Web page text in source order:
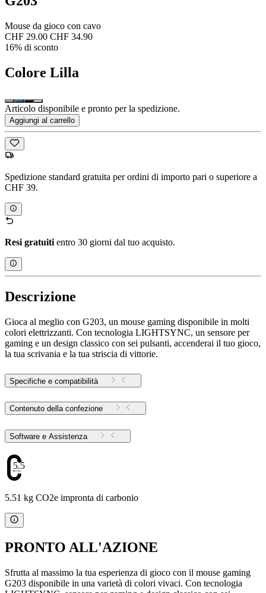
Mouse da gioco con cavo
CHF 29.00 CHF 34.90
16% di sconto
Colore Lilla
Articolo disponibile e pronto per la spedizione.
Aggiungi al carrello
Spedizione standard gratuita per ordini di importo pari o superiore a
CHF 39.
Resi gratuitientro 30 giorni dal tuo acquisto.
Descrizione
Gioca al meglio con G203, un mouse gaming disponibile in molti
colori elettrizzanti. Con tecnologia LIGHTSYNC, un sensore per
gaming e un design classico con sei pulsanti, accenderai il tuo gioco,
la tua scrivania e la tua striscia di vittorie.
Specifiche e compatibilità
Contenuto della confezione
Software e Assistenza
5.51
5.51 kg CO2e impronta di carbonio
PRONTO ALL'AZIONE
Sfrutta al massimo la tua esperienza di gioco con il mouse gaming
G203 disponibile in una varietà di colori vivaci. Con tecnologia